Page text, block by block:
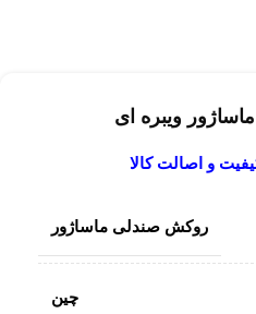
ویبره ای
و اصالت کالا
روکش صندلی ماساژور
چین